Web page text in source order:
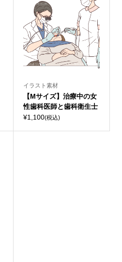
イラスト素材
【Mサイズ】治療中の女
性歯科医師と歯科衛生士
¥1,100(税込)